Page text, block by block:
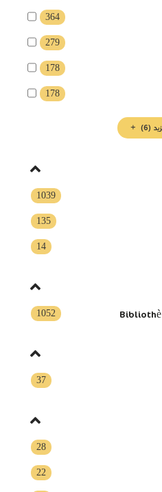
364
279
178
178
1039
135
14
1052
37
28
22